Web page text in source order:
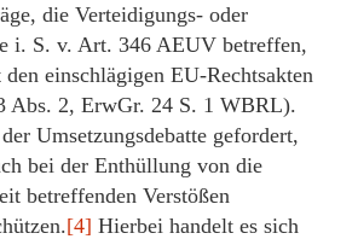
die Verteidigungs- oder
i. S. v. Art. 346 AEUV betreffen,
einschlägigen EU-Rechtsakten
Abs. 2, ErwGr. 24 S. 1 WBRL).
Umsetzungsdebatte gefordert,
bei der Enthüllung von die
betreffenden Verstößen
[4] Hierbei handelt es sich